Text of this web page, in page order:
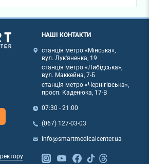
НАШІ КОНТАКТИ
станція метро «Мінська»,
вул. Лук'яненка, 19
станція метро «Либідська»,
вул. Маккейна, 7-Б
станція метро «Чернігівська»,
просп. Каденюка, 17-В
07:30 - 21:00
(067) 127-03-03
info@smartmedicalcenter.ua